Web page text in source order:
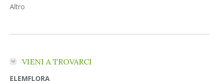
Altro
VIENI A TROVARCI
ELEMFLORA